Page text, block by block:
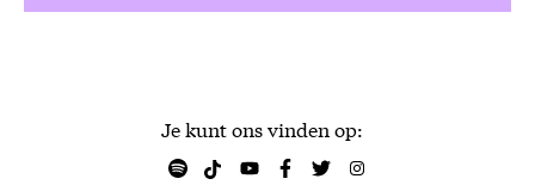
Je kunt ons vinden op: